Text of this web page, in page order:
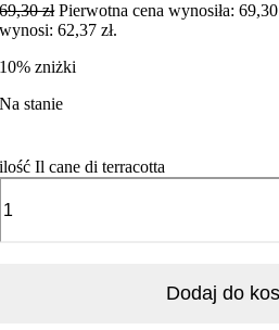
69,30zł Pierwotna cena wynosiła: 69,30
wynosi: 62,37 zł.
10% zniżki
Na stanie
ilość Il cane di terracotta
Dodaj do